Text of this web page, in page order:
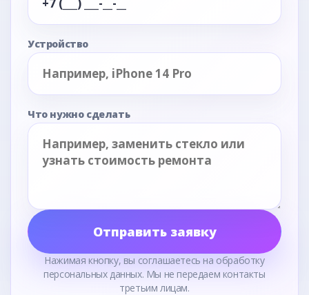
Устройство
Что нужно сделать
Отправить заявку
Нажимая кнопку, вы соглашаетесь на обработку
персональных данных. Мы не передаем контакты
третьим лицам.